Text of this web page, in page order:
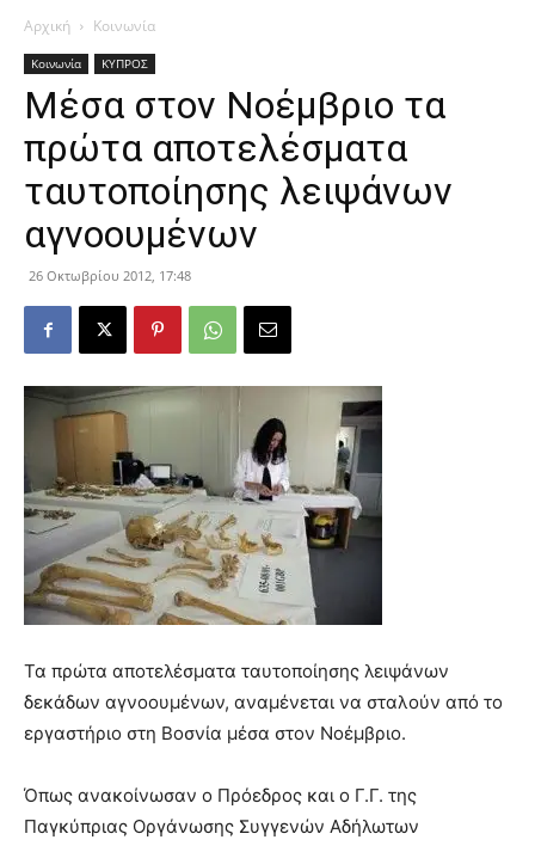
Αρχική Κοινωνία
Κοινωνία ΚΥΠΡΟΣ
Μέσα στον Νοέμβριο τα
πρώτα αποτελέσματα
ταυτοποίησης λειψάνων
αγνοουμένων
26 Οκτωβρίου 2012, 17:48
Τα πρώτα αποτελέσματα ταυτοποίησης λειψάνων
δεκάδων αγνοουμένων, αναμένεται να σταλούν από το
εργαστήριο στη Βοσνία μέσα στον Νοέμβριο.
Όπως ανακοίνωσαν ο Πρόεδρος και ο Γ.Γ. της
Παγκύπριας Οργάνωσης Συγγενών Αδήλωτων